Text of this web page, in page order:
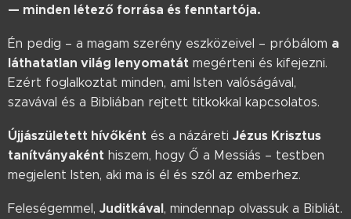
— minden létező forrása és fenntartója.
Én pedig – a magam szerény eszközeivel – próbálom a
láthatatlan világ lenyomatát megérteni és kifejezni.
Ezért foglalkoztat minden, ami Isten valóságával,
szavával és a Bibliában rejtett titkokkal kapcsolatos.
Újjászületett hívőként és a názáreti Jézus Krisztus
tanítványaként hiszem, hogy Ő a Messiás – testben
megjelent Isten, aki ma is él és szól az emberhez.
Feleségemmel, Juditkával, mindennap olvassuk a Bibliát.